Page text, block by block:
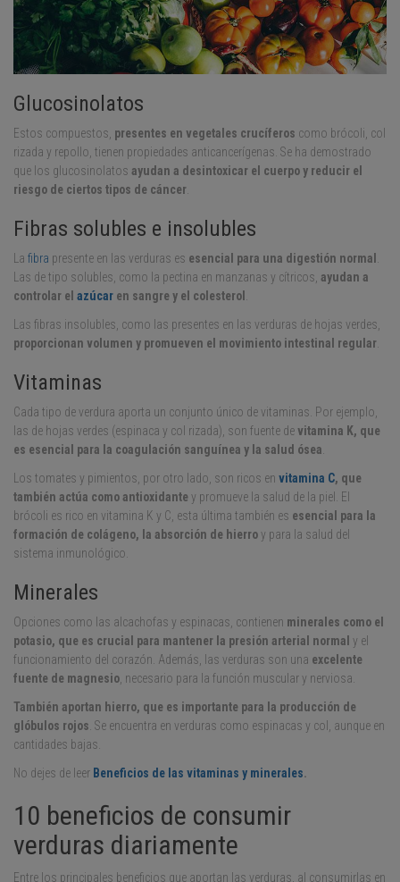
Glucosinolatos
Estos compuestos, presentes en vegetales crucíferos como brócoli, col
rizada y repollo, tienen propiedades anticancerígenas. Se ha demostrado
que los glucosinolatos ayudan a desintoxicar el cuerpo y reducir el
riesgo de ciertos tipos de cáncer
Fibras solubles e insolubles
La fibra presente en las verduras es esencial para una digestión normal
Las de tipo solubles, como la pectina en manzanas y cítricos, ayudan a
controlar el azúcar en sangre y el colesterol
Las fibras insolubles, como las presentes en las verduras de hojas verdes,
proporcionan volumen y promueven el movimiento intestinal regular
Vitaminas
Cada tipo de verdura aporta un conjunto único de vitaminas. Por ejemplo,
las de hojas verdes (espinaca y col rizada), son fuente devitamina K, que
es esencial para la coagulación sanguínea y la salud ósea
Los tomates y pimientos, por otro lado, son ricos en vitamina C, que
también actúa como antioxidantey promueve la salud de la piel. El
brócoli es rico en vitamina K y C, esta última también es esencial para la
formación de colágeno, la absorción de hierroy para la salud del
sistema inmunológico.
Minerales
Opciones como las alcachofas y espinacas, contienen minerales como el
potasio, que es crucial para mantener la presión arterial normal y el
funcionamiento del corazón. Además, las verduras son una excelente
fuente de magnesio, necesario para la función muscular y nerviosa.
También aportan hierro, que es importante para la producción de
glóbulos rojos. Se encuentra en verduras como espinacas y col, aunque en
cantidades bajas.
No dejes de leer Beneficios de las vitaminas y minerales.
10 beneficios de consumir
verduras diariamente
Entre los principales beneficios que aportan las verduras, al consumirlas en